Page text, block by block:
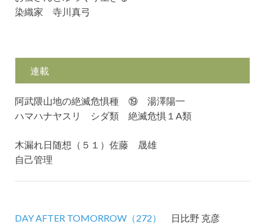
染織家 寺川真弓
連載
阿武隈山地の絶滅危惧種 ⑲ 湯澤陽一
ハマハナヤスリ シダ類 絶滅危惧１A類
木漏れ日随想（５１）佐藤 晟雄
自己管理
DAY AFTER TOMORROW（272）
日比野 克彦